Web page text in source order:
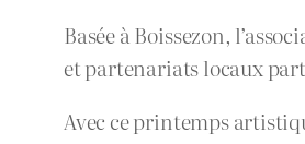
Basée à Boissezon,
et partenariats locaux
Avec ce printemps